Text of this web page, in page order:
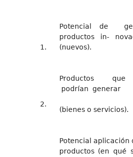
1.
Potencial de
productos in-
(nuevos).
2.
Productos
podrían generar
(bienes o servicios).
Potencial aplicación
productos (en qué